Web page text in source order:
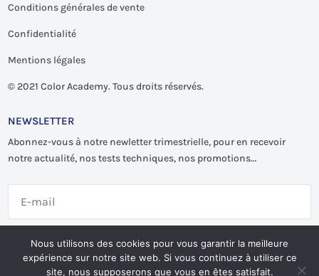
Conditions générales de vente
Confidentialité
Mentions légales
© 2021 Color Academy. Tous droits réservés.
NEWSLETTER
Abonnez-vous à notre newletter trimestrielle, pour en recevoir
notre actualité, nos tests techniques, nos promotions…
S'abonner
Nous utilisons des cookies pour vous garantir la meilleure
expérience sur notre site web. Si vous continuez à utiliser ce
site, nous supposerons que vous en êtes satisfait.